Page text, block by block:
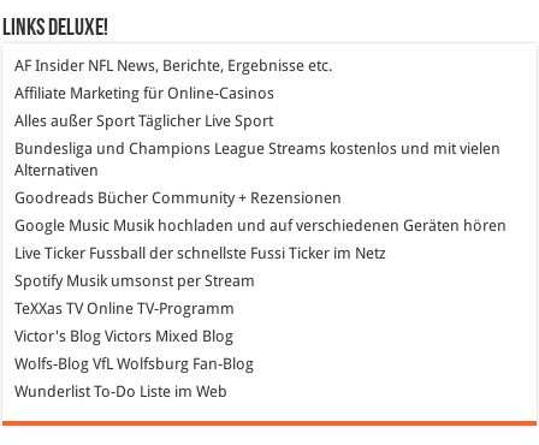
Links DeLuXe!
AF Insider NFL News, Berichte, Ergebnisse etc.
Affiliate Marketing für Online-Casinos
Alles außer Sport Täglicher Live Sport
Bundesliga und Champions League Streams kostenlos und mit vielen
Alternativen
Goodreads Bücher Community + Rezensionen
Google Music Musik hochladen und auf verschiedenen Geräten hören
Live Ticker Fussball der schnellste Fussi Ticker im Netz
SpotifyMusik umsonst per Stream
TeXXas TVOnline TV-Programm
Victor's Blog Victors Mixed Blog
Wolfs-Blog VfL Wolfsburg Fan-Blog
Wunderlist To-Do Liste im Web